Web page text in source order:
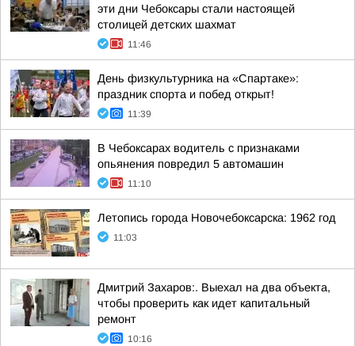
эти дни Чебоксары стали настоящей
столицей детских шахмат
11:46
День физкультурника на «Спартаке»:
праздник спорта и побед открыт!
11:39
В Чебоксарах водитель с признаками
опьянения повредил 5 автомашин
11:10
Летопись города Новочебоксарска: 1962 год
11:03
Дмитрий Захаров:. Выехал на два объекта,
чтобы проверить как идет капитальный
ремонт
10:16